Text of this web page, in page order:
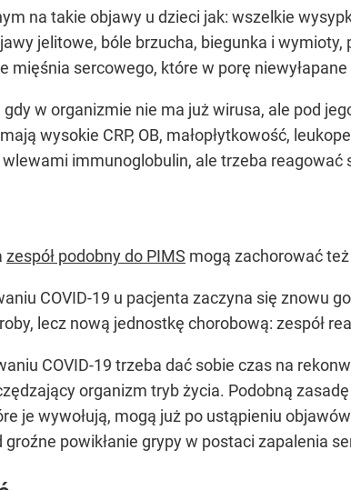
na takie objawy u dzieci jak: wszelkie
jelitowe, bóle brzucha, biegunka i
mięśnia sercowego, które w porę
w organizmie nie ma już wirusa, ale pod
wysokie CRP, OB, małopłytkowość,
immunoglobulin, ale trzeba reagować
zespół podobny do PIMS mogą zachorować
COVID-19 u pacjenta zaczyna się znowu
lecz nową jednostkę chorobową: zespół
COVID-19 trzeba dać sobie czas na
organizm tryb życia. Podobną
je wywołują, mogą już po ustąpieniu
powikłanie grypy w postaci zapalenia